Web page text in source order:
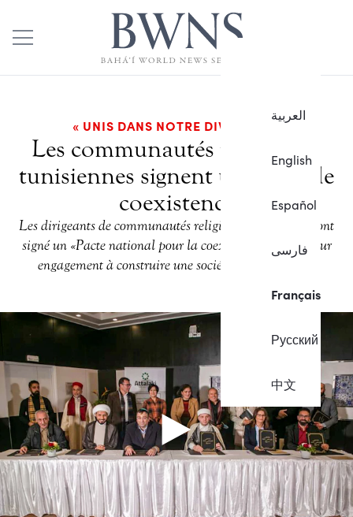
العربية
English
Español
فارسی
Français
Русский
中文
« UNIS DANS NOTRE DIVERSITÉ »
Les communautés religieuses
tunisiennes signent un pacte de
coexistence
Les dirigeants de communautés religieuses tunisiennes ont
signé un « Pacte national pour la coexistence », disant leur
engagement à construire une société plus pacifique.